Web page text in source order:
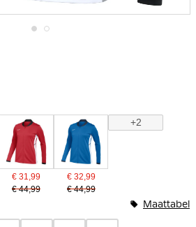
€ 31,99
€ 44,99
€ 32,99
€ 44,99
+2
Maattabel